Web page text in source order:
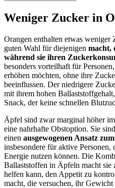
Weniger Zucker in
Orangen enthalten etwas
guten Wahl für diejenigen macht,
während sie ihren
besonders vorteilhaft für
erhöhen möchten, ohne ihre
beeinflussen. Der niedrigere
mit ihrem hohen
Snack, der keine schnellen
Äpfel sind zwar marginal höher
eine nahrhafte Obstoption. Sie
einen ausgewogenen Ansatz
insbesondere für aktive
Energie nutzen können. Die
Ballaststoffen in Äpfeln macht sie
helfen kann, den Appetit zu
macht, die versuchen, ihr